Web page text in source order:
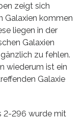
zeigt sich
Galaxien kommen
liegen in der
Galaxien
zu fehlen.
wiederum ist ein
Galaxie
2-296 wurde mit